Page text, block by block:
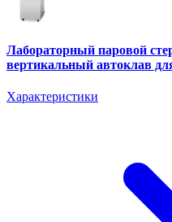
Лабораторный паровой
вертикальный автоклав
Характеристики